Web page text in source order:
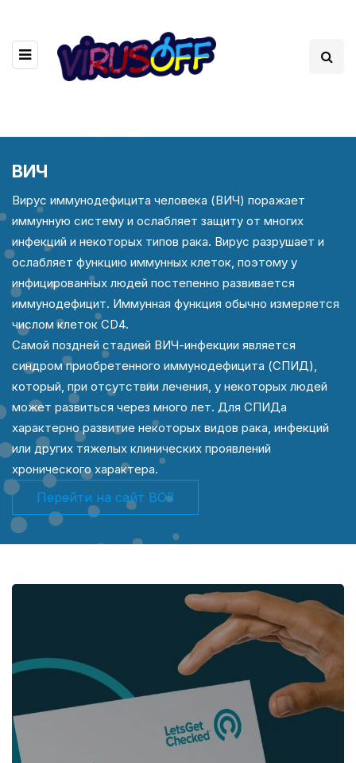
ВИЧ
Вирус иммунодефицита человека (ВИЧ) поражает
иммунную систему и ослабляет защиту от многих
инфекций и некоторых типов рака. Вирус разрушает и
ослабляет функцию иммунных клеток, поэтому у
инфицированных людей постепенно развивается
иммунодефицит. Иммунная функция обычно измеряется
числом клеток CD4.
Самой поздней стадией ВИЧ-инфекции является
синдром приобретенного иммунодефицита (СПИД),
который, при отсутствии лечения, у некоторых людей
может развиться через много лет. Для СПИДа
характерно развитие некоторых видов рака, инфекций
или других тяжелых клинических проявлений
хронического характера.
Перейти на сайт ВОЗ